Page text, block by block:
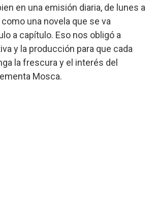
en una emisión diaria, de lunes a
una novela que se va
a capítulo. Eso nos obligó a
y la producción para que cada
la frescura y el interés del
Mosca.